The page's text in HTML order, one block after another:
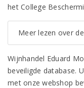
het College
Meer lezen over
Wijnhandel Eduard
beveiligde database.
met onze webshop